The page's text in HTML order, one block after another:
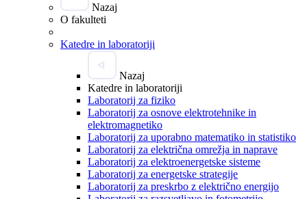
Nazaj
O fakulteti
Katedre in laboratoriji
Nazaj
Katedre in laboratoriji
Laboratorij za fiziko
Laboratorij za osnove elektrotehnike in
elektromagnetiko
Laboratorij za uporabno matematiko in statistiko
Laboratorij za električna omrežja in naprave
Laboratorij za elektroenergetske sisteme
Laboratorij za energetske strategije
Laboratorij za preskrbo z električno energijo